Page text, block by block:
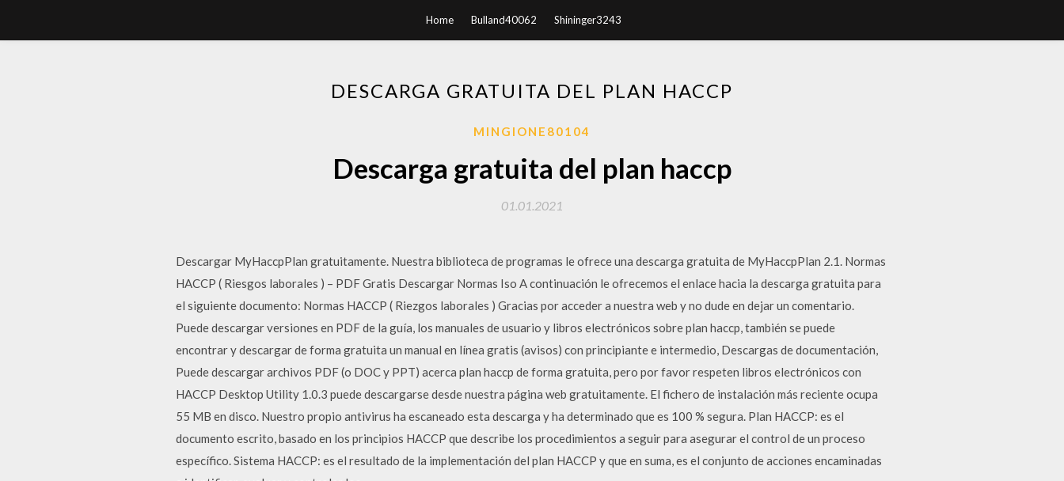
Home Bulland40062 Shininger3243
DESCARGA GRATUITA DEL PLAN HACCP
MINGIONE80104
Descarga gratuita del plan haccp
01.01.2021
Descargar MyHaccpPlan gratuitamente. Nuestra biblioteca de programas le ofrece una descarga gratuita de MyHaccpPlan 2.1. Normas
HACCP ( Riesgos laborales ) – PDF Gratis Descargar Normas Iso A continuación le ofrecemos el enlace hacia la descarga gratuita para
el siguiente documento: Normas HACCP ( Riezgos laborales ) Gracias por acceder a nuestra web y no dude en dejar un comentario.
Puede descargar versiones en PDF de la guía, los manuales de usuario y libros electrónicos sobre plan haccp, también se puede
encontrar y descargar de forma gratuita un manual en línea gratis (avisos) con principiante e intermedio, Descargas de documentación,
Puede descargar archivos PDF (o DOC y PPT) acerca plan haccp de forma gratuita, pero por favor respeten libros electrónicos con
HACCP Desktop Utility 1.0.3 puede descargarse desde nuestra página web gratuitamente. El fichero de instalación más reciente ocupa
55 MB en disco. Nuestro propio antivirus ha escaneado esta descarga y ha determinado que es 100 % segura. Plan HACCP: es el
documento escrito, basado en los principios HACCP que describe los procedimientos a seguir para asegurar el control de un proceso
específico. Sistema HACCP: es el resultado de la implementación del plan HACCP y que en suma, es el conjunto de acciones encaminadas